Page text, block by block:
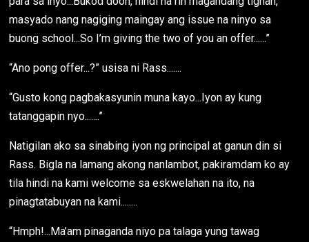
masyado nang nagiging maingay ang issue na ninyo sa
buong school...So I’m giving the two of you an offer......”
“Ano pong offer...?” usisa ni Rass.......
“Gusto kong pagbakasyunin muna kayo...Iyon ay kung
tatanggapin nyo.......”
Natigilan ako sa sinabing iyon ng principal at ganun din si
Rass. Bigla na lamang akong nanlambot, pakiramdam ko ay
tila hindi na kami welcome sa eskwelahan na ito, na
pinagtatabuyan na kami........
“Hmph!...Ma’am pinaganda niyo pa talaga yung tawag